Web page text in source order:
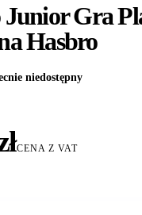
Gra
Hasbro
niedostępny
CENA Z VAT